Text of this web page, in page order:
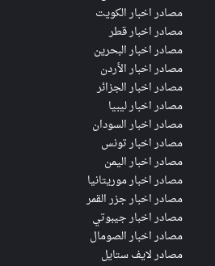
مصادر اخبار الكويت
مصادر اخبار قطر
مصادر اخبار البحرين
مصادر اخبار الأردن
مصادر اخبار الجزائر
مصادر اخبار ليبيا
مصادر اخبار السودان
مصادر اخبار تونس
مصادر اخبار اليمن
مصادر اخبار موريتانيا
مصادر اخبار جزر القمر
مصادر اخبار جيبوتي
مصادر اخبار الصومال
مصادر لايف ستايل